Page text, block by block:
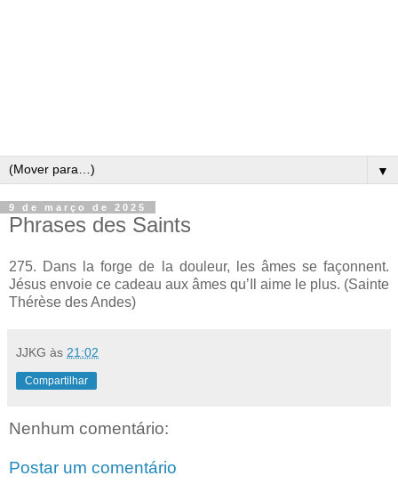
▼
9 de março de 2025
Phrases des Saints
275. Dans la forge de la douleur, les âmes se façonnent.
Jésus envoie ce cadeau aux âmes qu’Il aime le plus. (Sainte
Thérèse des Andes)
JJKG às 21:02
Compartilhar
Nenhum comentário:
Postar um comentário